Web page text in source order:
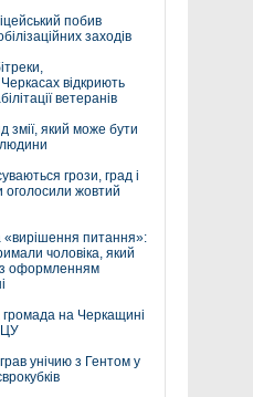
побив
заходів
відкриють
ветеранів
змії, який може бути
грози, град і
оголосили жовтий
«вирішення питання»:
чоловіка, який
з оформленням
громада на Черкащині
унічию з Гентом у